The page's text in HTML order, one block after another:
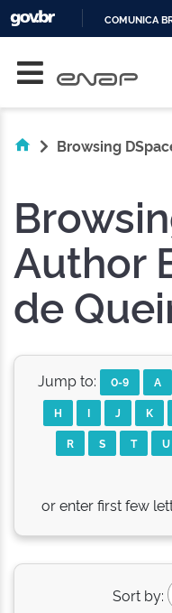
COMUNICA
Browsing
Author
de
Jump to: 0-9 A
H
I J K
R
S T U
or enter first few
Sort by: